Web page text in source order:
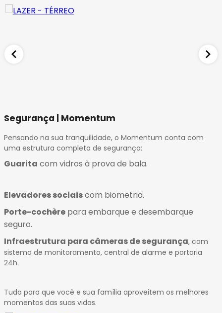
Segurança | Momentum
Pensando na sua tranquilidade, o Momentum conta com
uma estrutura completa de segurança:
Guarita com vidros à prova de bala.
Elevadores sociaiscom biometria.
Porte-cochère para embarque e desembarque
seguro.
Infraestrutura para câmeras de segurança, com
sistema de monitoramento, central de alarme e portaria
24h.
Tudo para que você e sua família aproveitem os melhores
momentos das suas vidas.